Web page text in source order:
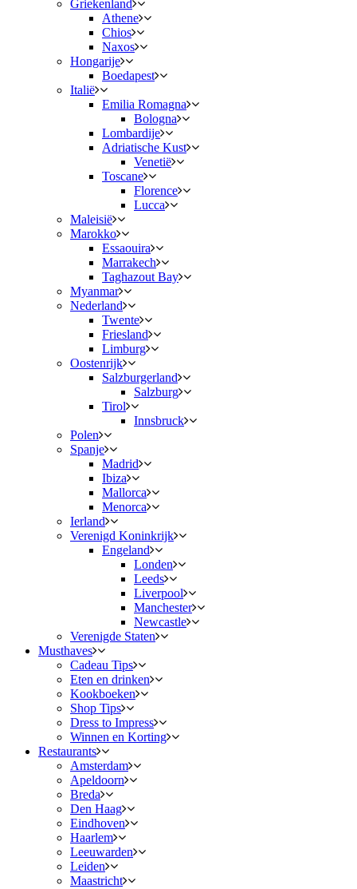
Griekenland
Athene
Chios
Naxos
Hongarije
Boedapest
Italië
Emilia Romagna
Bologna
Lombardije
Adriatische Kust
Venetië
Toscane
Florence
Lucca
Maleisië
Marokko
Essaouira
Marrakech
Taghazout Bay
Myanmar
Nederland
Twente
Friesland
Limburg
Oostenrijk
Salzburgerland
Salzburg
Tirol
Innsbruck
Polen
Spanje
Madrid
Ibiza
Mallorca
Menorca
Ierland
Verenigd Koninkrijk
Engeland
Londen
Leeds
Liverpool
Manchester
Newcastle
Verenigde Staten
Musthaves
Cadeau Tips
Eten en drinken
Kookboeken
Shop Tips
Dress to Impress
Winnen en Korting
Restaurants
Amsterdam
Apeldoorn
Breda
Den Haag
Eindhoven
Haarlem
Leeuwarden
Leiden
Maastricht